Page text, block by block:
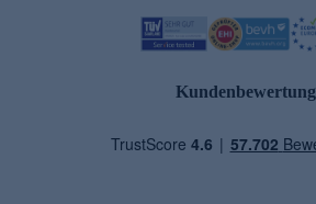
Kundenbewertung